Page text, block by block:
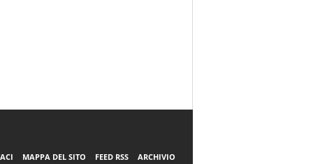
MAPPA DEL SITO FEED RSS ARCHIVIO